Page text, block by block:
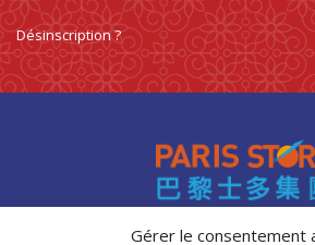
Gérer le consentement
Désinscription ?